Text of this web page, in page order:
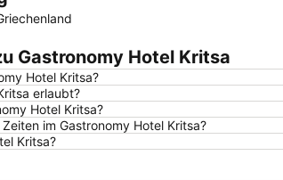
Gastronomy Hotel Kritsa
Hotel Kritsa?
erlaubt?
Hotel Kritsa?
im Gastronomy Hotel Kritsa?
Kritsa?